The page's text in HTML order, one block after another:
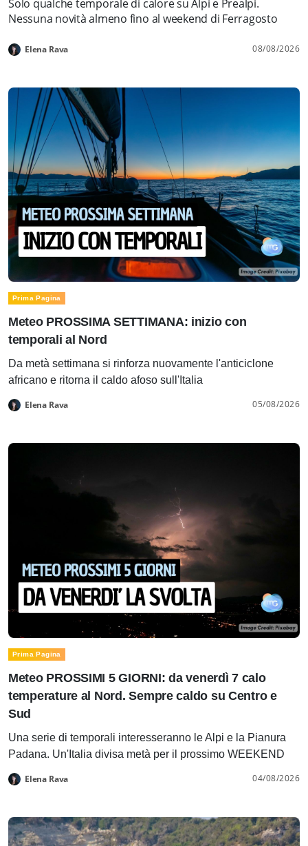
Solo qualche temporale di calore su Alpi e Prealpi.
Nessuna novità almeno fino al weekend di Ferragosto
Elena Rava 08/08/2026
Prima Pagina
Meteo PROSSIMA SETTIMANA: inizio con
temporali al Nord
Da metà settimana si rinforza nuovamente l'anticiclone
africano e ritorna il caldo afoso sull'Italia
Elena Rava 05/08/2026
Prima Pagina
Meteo PROSSIMI 5 GIORNI: da venerdì 7 calo
temperature al Nord. Sempre caldo su Centro e
Sud
Una serie di temporali interesseranno le Alpi e la Pianura
Padana. Un'Italia divisa metà per il prossimo WEEKEND
Elena Rava 04/08/2026